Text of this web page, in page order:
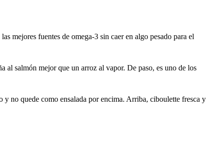
mejores fuentes de omega-3 sin caer en algo pesado para el
al salmón mejor que un arroz al vapor. De paso, es uno de los
no quede como ensalada por encima. Arriba, ciboulette fresca y